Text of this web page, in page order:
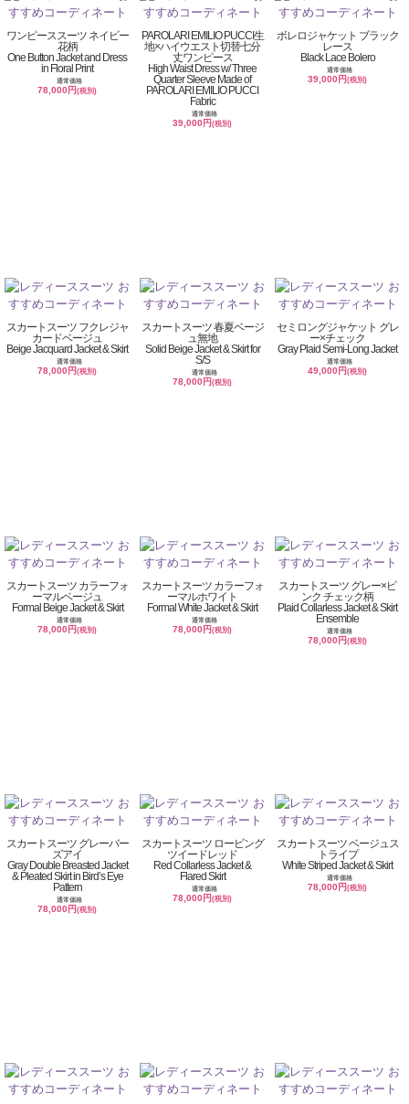
ワンピーススーツ ネイビー
花柄
One Button Jacket and Dress
in Floral Print
通常価格
78,000円(税別)
PAROLARI EMILIO PUCCI生
地×ハイウエスト切替七分
丈ワンピース
High Waist Dress w/ Three
Quarter Sleeve Made of
PAROLARI EMILIO PUCCI
Fabric
通常価格
39,000円(税別)
ボレロジャケット ブラック
レース
Black Lace Bolero
通常価格
39,000円(税別)
スカートスーツ フクレジャ
カードベージュ
Beige Jacquard Jacket & Skirt
通常価格
78,000円(税別)
スカートスーツ 春夏ベージ
ュ無地
Solid Beige Jacket & Skirt for
S/S
通常価格
78,000円(税別)
セミロングジャケット グレ
ー×チェック
Gray Plaid Semi-Long Jacket
通常価格
49,000円(税別)
スカートスーツ カラーフォ
ーマルベージュ
Formal Beige Jacket & Skirt
通常価格
78,000円(税別)
スカートスーツ カラーフォ
ーマルホワイト
Formal White Jacket & Skirt
通常価格
78,000円(税別)
スカートスーツ グレー×ピ
ンク チェック柄
Plaid Collarless Jacket & Skirt
Ensemble
通常価格
78,000円(税別)
スカートスーツ グレーバー
ズアイ
Gray Double Breasted Jacket
& Pleated Skirt in Bird’s Eye
Pattern
通常価格
78,000円(税別)
スカートスーツ ロービング
ツイードレッド
Red Collarless Jacket &
Flared Skirt
通常価格
78,000円(税別)
スカートスーツ ベージュス
トライプ
White Striped Jacket & Skirt
通常価格
78,000円(税別)